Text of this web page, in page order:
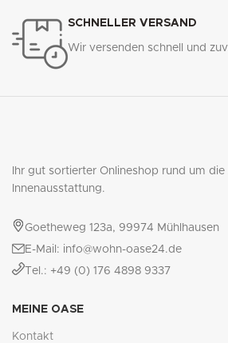
SCHNELLER VERSAND
Wir versenden schnell und
Ihr gut sortierter Onlineshop rund um
Innenausstattung.
Goetheweg 123a, 99974 Mühlhausen
E-Mail: info@wohn-oase24.de
Tel.: +49 (0) 176 4898 9337
MEINE OASE
Kontakt